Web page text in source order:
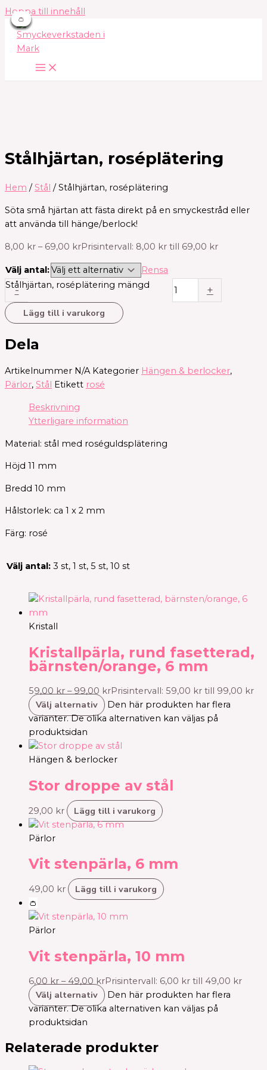
Hoppa till innehåll
👛
Stålhjärtan, roséplätering
Hem / Stål / Stålhjärtan, roséplätering
Söta små hjärtan att fästa direkt på en smyckestråd eller
att använda till hänge/berlock!
8,00 kr – 69,00 krPrisintervall: 8,00 kr till 69,00 kr
Välj antal: Rensa
-
Stålhjärtan, roséplätering mängd +
Lägg till i varukorg
Dela
Artikelnummer N/A Kategorier Hängen & berlocker,
Pärlor, Stål Etikett rosé
Beskrivning
Ytterligare information
Material: stål med roséguldsplätering
Höjd 11 mm
Bredd 10 mm
Hålstorlek: ca 1 x 2 mm
Färg: rosé
Välj antal: 3 st, 1 st, 5 st, 10 st
Kristall
Kristallpärla, rund fasetterad,
bärnsten/orange, 6 mm
59,00 kr – 99,00 krPrisintervall: 59,00 kr till 99,00 kr
Välj alternativ
Den här produkten har flera
varianter. De olika alternativen kan väljas på
produktsidan
Hängen & berlocker
Stor droppe av stål
29,00 kr Lägg till i varukorg
Pärlor
Vit stenpärla, 6 mm
49,00 kr Lägg till i varukorg
👛
Pärlor
Vit stenpärla, 10 mm
6,00 kr – 49,00 krPrisintervall: 6,00 kr till 49,00 kr
Välj alternativ
Den här produkten har flera
varianter. De olika alternativen kan väljas på
produktsidan
Relaterade produkter
👛
👛
👛
👛
👛
👛